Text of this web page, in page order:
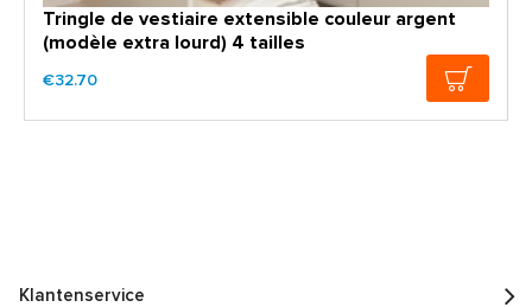
Tringle de vestiaire extensible couleur argent
(modèle extra lourd) 4 tailles
€32.70
Klantenservice